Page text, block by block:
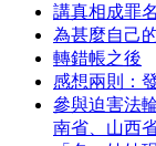
講真相成罪
為甚麼自己
轉錯帳之後
感想兩則：
參與迫害法
南省、山西